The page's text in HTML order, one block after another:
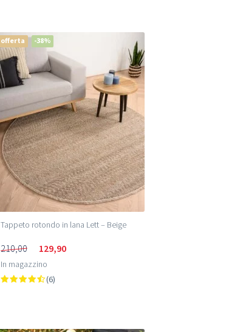
offerta -38%
Tappeto rotondo in lana Lett – Beige
210,00 129,90
In magazzino
(6)